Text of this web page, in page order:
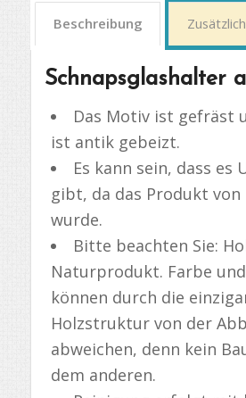
Beschreibung
Schnapsglashalter
Das Motiv ist gefräst
ist antik gebeizt.
Es kann sein, dass es
gibt, da das Produkt
wurde.
Bitte beachten Sie:
Naturprodukt. Farbe
können durch die
Holzstruktur von der
abweichen, denn kein
dem anderen.